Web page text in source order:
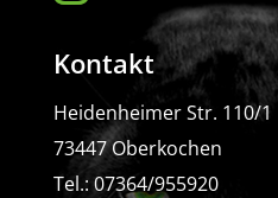
Kontakt
Heidenheimer Str. 110/1
73447 Oberkochen
Tel.: 07364/955920